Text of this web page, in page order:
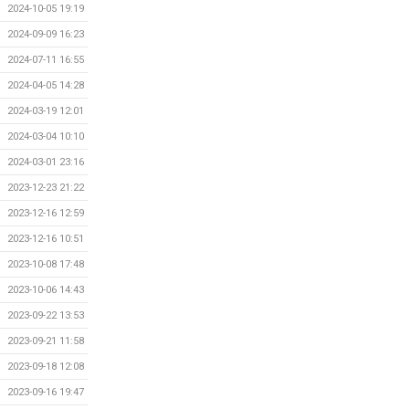
2024-10-05 19:19
2024-09-09 16:23
2024-07-11 16:55
2024-04-05 14:28
2024-03-19 12:01
2024-03-04 10:10
2024-03-01 23:16
2023-12-23 21:22
2023-12-16 12:59
2023-12-16 10:51
2023-10-08 17:48
2023-10-06 14:43
2023-09-22 13:53
2023-09-21 11:58
2023-09-18 12:08
2023-09-16 19:47